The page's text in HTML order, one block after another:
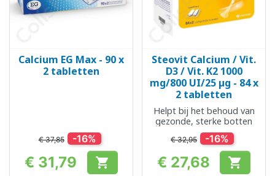
Calcium EG Max - 90 x
2 tabletten
€ 37,85 -16%
Prijs
€ 31,79 
Steovit Calcium / Vit.
D3 / Vit. K2 1000
mg/800 UI/25 µg - 84 x
2 tabletten
Helpt bij het behoud van
gezonde, sterke botten
€ 32,95 -16%
Prijs
€ 27,68 